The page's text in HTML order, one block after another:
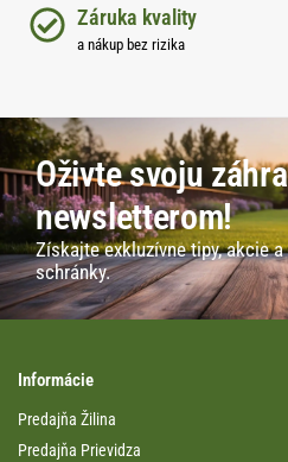
Záruka kvality
a nákup bez rizika
Oživte svoju
newsletterom!
Získajte exkluzívne tipy, akcie
schránky.
Informácie
Predajňa Žilina
Predajňa Prievidza